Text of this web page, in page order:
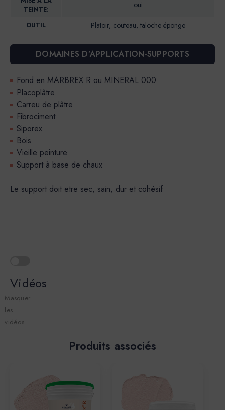
TEINTE:
oui
OUTIL Platoir, couteau, taloche éponge
DOMAINES D’APPLICATION-SUPPORTS
Fond en MARBREX R ou MINERAL 000
Placoplâtre
Carreu de plâtre
Fibrociment
Siporex
Bois
Vieille peinture
Support à base de chaux
Le support doit etre sec, sain, dur et cohésif
Vidéos
Masquer
les
vidéos
Produits associés